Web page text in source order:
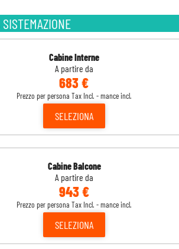
Cabine Interne
A partire da
683 €
Prezzo per persona Tax Incl. - mance incl.
SELEZIONA
Cabine Balcone
A partire da
943 €
Prezzo per persona Tax Incl. - mance incl.
SELEZIONA